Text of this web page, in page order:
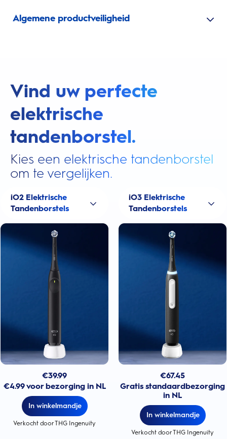
Algemene productveiligheid
Vind uw perfecte
elektrische
tandenborstel.
Kies een elektrische tandenborstel
om te vergelijken.
iO2 Elektrische
Tandenborstels
€39.99
€4.99 voor bezorging in NL
In winkelmandje
Verkocht door THG Ingenuity
iO3 Elektrische
Tandenborstels
€67.45
Gratis standaardbezorging
in NL
In winkelmandje
Verkocht door THG Ingenuity